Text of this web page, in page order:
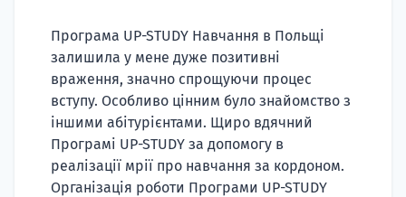
Програма UP-STUDY Навчання в Польщі
залишила у мене дуже позитивні
враження, значно спрощуючи процес
вступу. Особливо цінним було знайомство з
іншими абітурієнтами. Щиро вдячний
Програмі UP-STUDY за допомогу в
реалізації мрії про навчання за кордоном.
Організація роботи Програми UP-STUDY